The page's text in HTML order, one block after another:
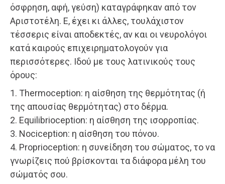
όσφρηση, αφή, γεύση) καταγράφηκαν από τον
Αριστοτέλη. Ε, έχει κι άλλες, τουλάχιστον
τέσσερις είναι αποδεκτές, αν και οι νευρολόγοι
κατά καιρούς επιχειρηματολογούν για
περισσότερες. Ιδού με τους λατινικούς τους
όρους:
1. Thermoception: η αίσθηση της θερμότητας (ή
της απουσίας θερμότητας) στο δέρμα.
2. Equilibrioception: η αίσθηση της ισορροπίας.
3. Nociception: η αίσθηση του πόνου.
4. Proprioception: η συνείδηση του σώματος, το να
γνωρίζεις πού βρίσκονται τα διάφορα μέλη του
σώματός σου.